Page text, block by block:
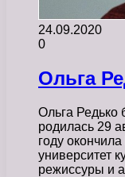
24.09.2020
0
Ольга
Ольга Редько
родилась 29
году
университет
режиссуры и